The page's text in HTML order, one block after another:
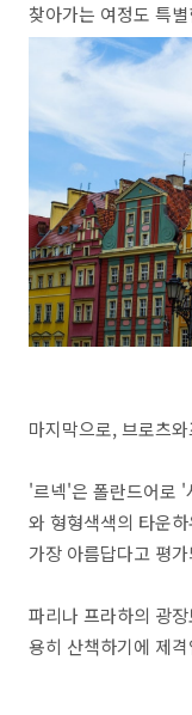
찾아가는 여정도 특
마지막으로, 브로츠
'르넥'은 폴란드어로 '
와 형형색색의 타운
가장 아름답다고 평
파리나 프라하의 광
용히 산책하기에 제